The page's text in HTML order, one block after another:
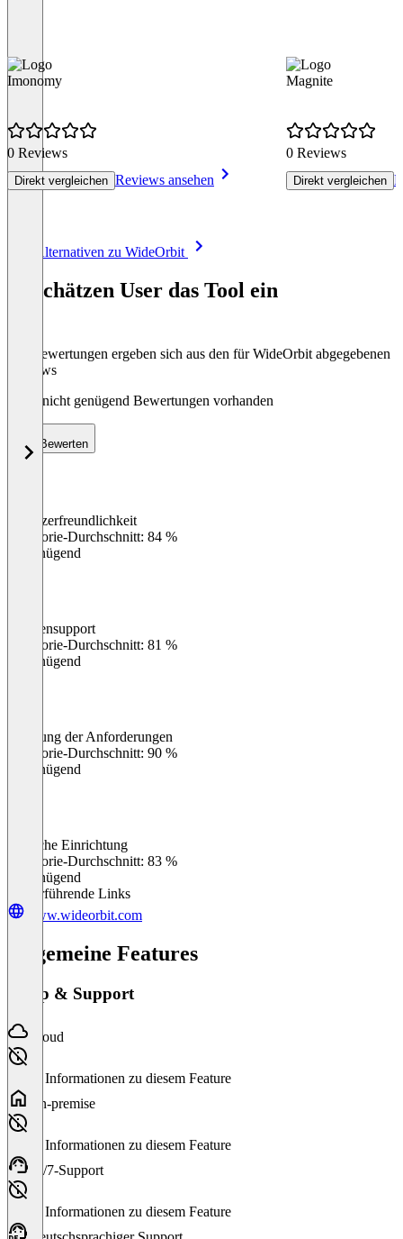
Imonomy
0 Reviews
Direkt vergleichen Reviews ansehen
Magnite
0 Reviews
Direkt vergleichen
Alle Alternativen zu WideOrbit
So schätzen User das Tool ein
Die Bewertungen ergeben sich aus den für WideOrbit abgegebenen
Reviews
Noch nicht genügend Bewertungen vorhanden
Bewerten
Benutzerfreundlichkeit
Kategorie-Durchschnitt: 84 %
Ungenügend
Kundensupport
Kategorie-Durchschnitt: 81 %
Ungenügend
Erfüllung der Anforderungen
Kategorie-Durchschnitt: 90 %
Ungenügend
Einfache Einrichtung
Kategorie-Durchschnitt: 83 %
Ungenügend
Weiterführende Links
www.wideorbit.com
Allgemeine Features
Setup & Support
Cloud
Keine Informationen zu diesem Feature
On-premise
Keine Informationen zu diesem Feature
24/7-Support
Keine Informationen zu diesem Feature